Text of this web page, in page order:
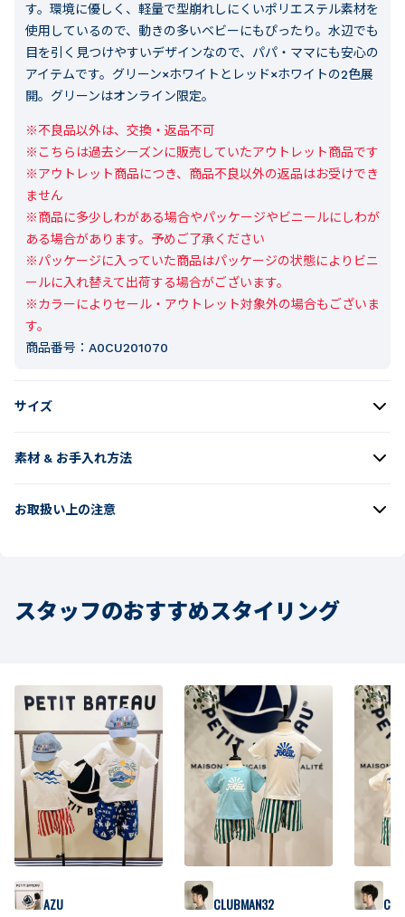
す。環境に優しく、軽量で型崩れしにくいポリエステル素材を
使用しているので、動きの多いベビーにもぴったり。水辺でも
目を引く見つけやすいデザインなので、パパ・ママにも安心の
アイテムです。グリーン×ホワイトとレッド×ホワイトの2色展
開。グリーンはオンライン限定。
※不良品以外は、交換・返品不可
※こちらは過去シーズンに販売していたアウトレット商品です
※アウトレット商品につき、商品不良以外の返品はお受けでき
ません
※商品に多少しわがある場合やパッケージやビニールにしわが
ある場合があります。予めご了承ください
※パッケージに入っていた商品はパッケージの状態によりビニ
ールに入れ替えて出荷する場合がございます。
※カラーによりセール・アウトレット対象外の場合もございま
す。
商品番号： A0CU201070
サイズ
素材 & お手入れ方法
お取扱い上の注意
スタッフのおすすめスタイリング
AZU CLUBMAN32